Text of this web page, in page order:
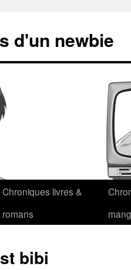
d'un newbie
Chroniques livres &
romans
bibi